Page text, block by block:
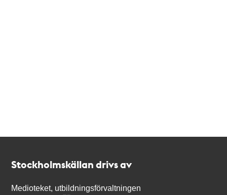
Stockholmskällan drivs av
Medioteket, utbildningsförvaltningen